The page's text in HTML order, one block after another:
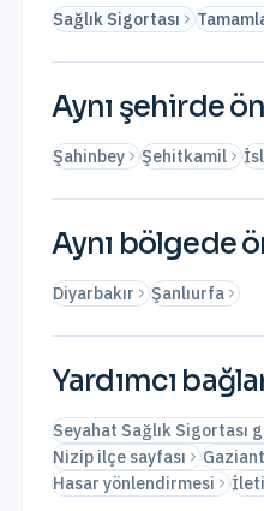
Sağlık Sigortası
Aynı şehirde
Şahinbey Şehitkamil
Aynı bölgede
Diyarbakır Şanlıurfa
Yardımcı
Seyahat Sağlık Sigortası
Nizip ilçe sayfası
Hasar yönlendirmesi